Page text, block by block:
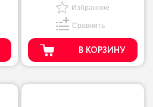
Избранное
Сравнить
В КОРЗИНУ